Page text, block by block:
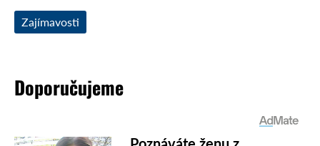
Zajímavosti
Doporučujeme